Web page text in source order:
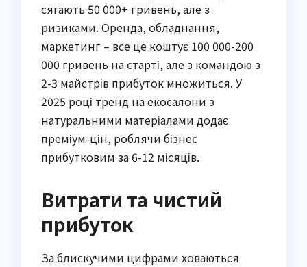
сягають 50 000+ гривень, але з
ризиками. Оренда, обладнання,
маркетинг – все це коштує 100 000-200
000 гривень на старті, але з командою з
2-3 майстрів прибуток множиться. У
2025 році тренд на екосалони з
натуральними матеріалами додає
преміум-цін, роблячи бізнес
прибутковим за 6-12 місяців.
Витрати та чистий
прибуток
За блискучими цифрами ховаються